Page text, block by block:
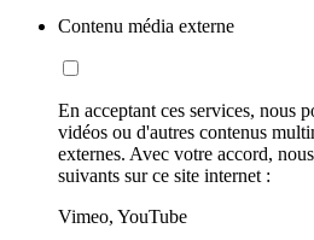
Contenu média externe
En acceptant ces services, nous
vidéos ou d'autres contenus
externes. Avec votre accord,
suivants sur ce site internet :
Vimeo, YouTube